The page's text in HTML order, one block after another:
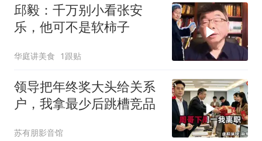
邱毅：千万别小看张安
乐，他可不是软柿子
华庭讲美食 1跟贴
领导把年终奖大头给关系
户，我拿最少后跳槽竞品
苏有朋影音馆